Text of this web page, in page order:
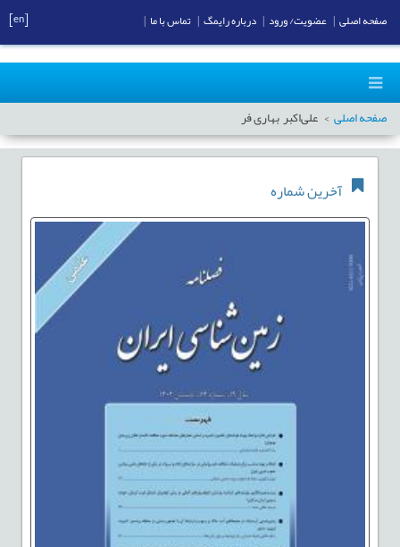
صفحه اصلی علی‌اکبر بهاری فر
آخرین شماره
صفحه اصلی عضویت/ ورود درباره رایمگ تماس با ما